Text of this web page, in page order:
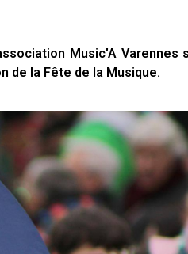
Music'A Varennes
de la Fête de la Musique.